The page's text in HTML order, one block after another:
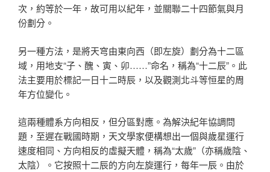
次，約等於一年，故可用以紀年，並關聯二十四節氣與月
份劃分。
另一種方法，是將天穹由東向西（即左旋）劃分為十二區
域，用地支“子、醜、寅、卯……”命名，稱為“十二辰”。此
法主要用於標記一日十二時辰，以及觀測北斗等恒星的周
年方位變化。
這兩種體系方向相反，但分區對應。為解決紀年協調問
題，至遲在戰國時期，天文學家便構想出一個與歲星運行
速度相同、方向相反的虛擬天體，稱為“太歲”（亦稱歲陰、
太陰）。它按照十二辰的方向左旋運行，每年一辰。由於